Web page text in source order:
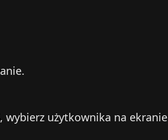
wybierz użytkownika na ekranie